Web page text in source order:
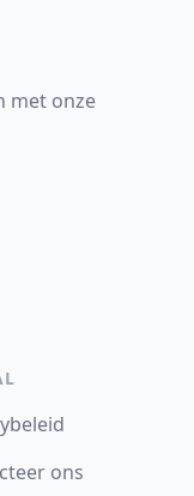
met onze
ons